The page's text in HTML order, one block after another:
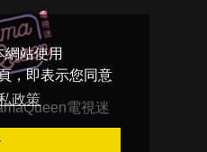
站使用
，即表示您同意
政策
電視迷